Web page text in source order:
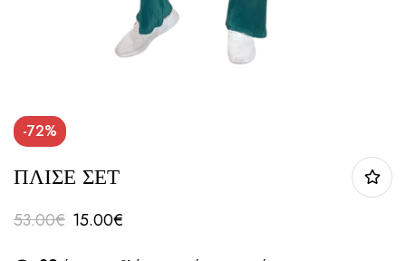
-72%
ΠΛΙΣΕ ΣΕΤ
53.00€ 15.00€